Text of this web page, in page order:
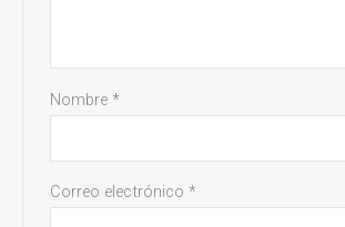
Nombre*
Correo electrónico*